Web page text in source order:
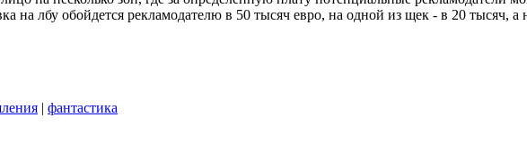
на лбу обойдется рекламодателю в 50 тысяч евро, на одной из щек - в 20 тысяч, а
| фантастика